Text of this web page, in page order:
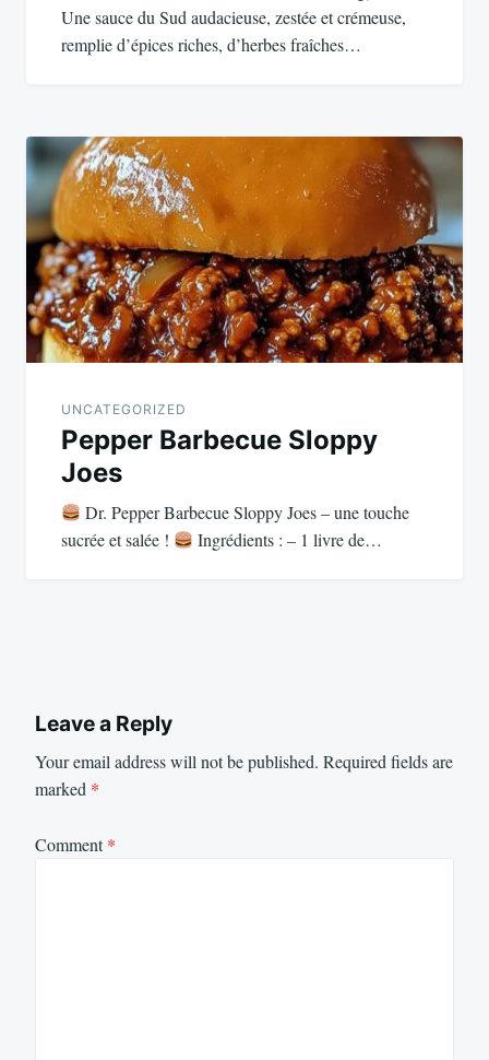
Une sauce du Sud audacieuse, zestée et crémeuse,
remplie d’épices riches, d’herbes fraîches…
UNCATEGORIZED
Pepper Barbecue Sloppy
Joes
Dr. Pepper Barbecue Sloppy Joes – une touche
sucrée et salée !
Ingrédients : – 1 livre de…
Leave a Reply
Your email address will not be published. Required fields are
marked *
Comment*